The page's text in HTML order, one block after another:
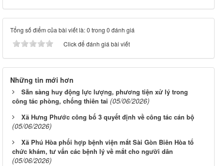
Tổng số điểm của bài viết là: 0 trong 0 đánh giá
Click để đánh giá bài viết
Những tin mới hơn
Sẵn sàng huy động lực lượng, phương tiện xử lý trong
công tác phòng, chống thiên tai (05/06/2026)
Xã Hưng Phước công bố 3 quyết định về công tác cán bộ
(05/06/2026)
Xã Phú Hòa phối hợp bệnh viện mắt Sài Gòn Biên Hòa tổ
chức khám, tư vấn các bệnh lý về mắt cho người dân
(05/06/2026)